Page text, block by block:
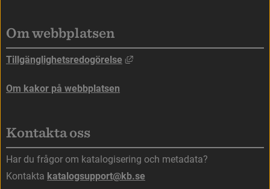
Om webbplatsen
Tillgänglighetsredogörelse Länk till annan webbplats,
Om kakor på webbplatsen
Kontakta oss
Har du frågor om katalogisering och metadata?
Kontakta katalogsupport@kb.se